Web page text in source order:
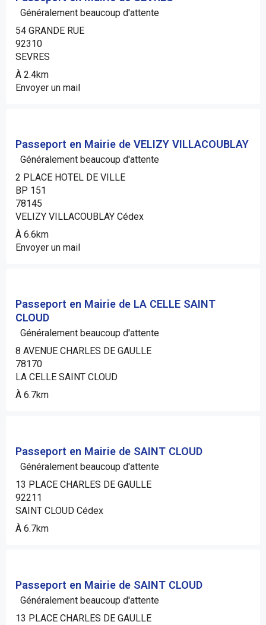
Généralement beaucoup d'attente
54 GRANDE RUE
92310
SEVRES
À 2.4km
Envoyer un mail
Passeport en Mairie de VELIZY VILLACOUBLAY
Généralement beaucoup d'attente
2 PLACE HOTEL DE VILLE
BP 151
78145
VELIZY VILLACOUBLAY Cédex
À 6.6km
Envoyer un mail
Passeport en Mairie de LA CELLE SAINT
CLOUD
Généralement beaucoup d'attente
8 AVENUE CHARLES DE GAULLE
78170
LA CELLE SAINT CLOUD
À 6.7km
Passeport en Mairie de SAINT CLOUD
Généralement beaucoup d'attente
13 PLACE CHARLES DE GAULLE
92211
SAINT CLOUD Cédex
À 6.7km
Passeport en Mairie de SAINT CLOUD
Généralement beaucoup d'attente
13 PLACE CHARLES DE GAULLE